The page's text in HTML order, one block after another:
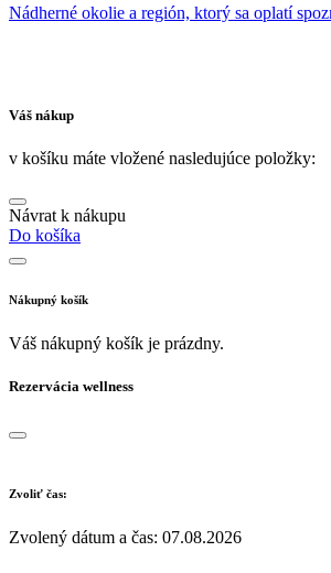
Nádherné okolie a región, ktorý sa oplatí
Váš nákup
v košíku máte vložené nasledujúce položky:
Návrat k nákupu
Do košíka
Nákupný košík
Váš nákupný košík je prázdny.
Rezervácia wellness
Zvoliť čas:
Zvolený dátum a čas: 07.08.2026